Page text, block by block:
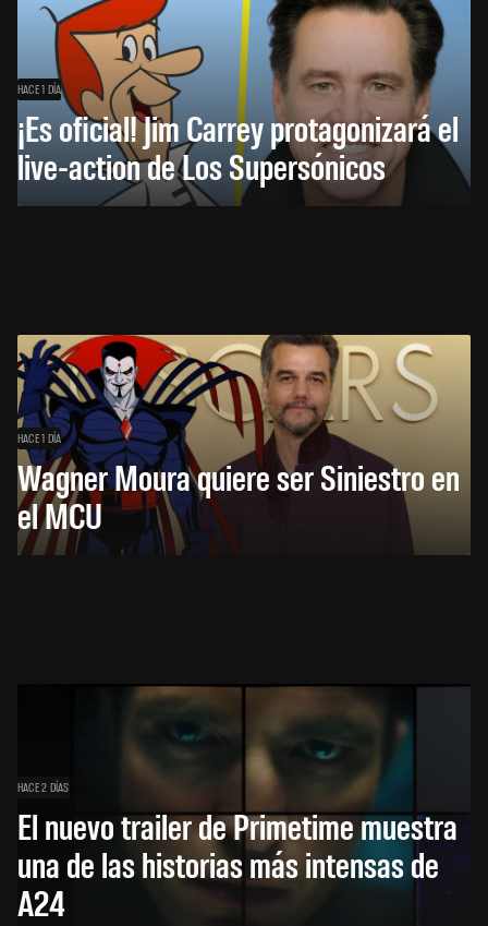
HACE 1 DÍA
¡Es oficial! Jim Carrey protagonizará el
live-action de Los Supersónicos
HACE 1 DÍA
Wagner Moura quiere ser Siniestro en
el MCU
HACE 2 DÍAS
El nuevo trailer de Primetime muestra
una de las historias más intensas de
A24